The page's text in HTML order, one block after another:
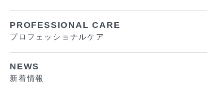
PROFESSIONAL CARE
プロフェッショナルケア
NEWS
新着情報